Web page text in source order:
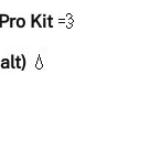
Kit💨
💧